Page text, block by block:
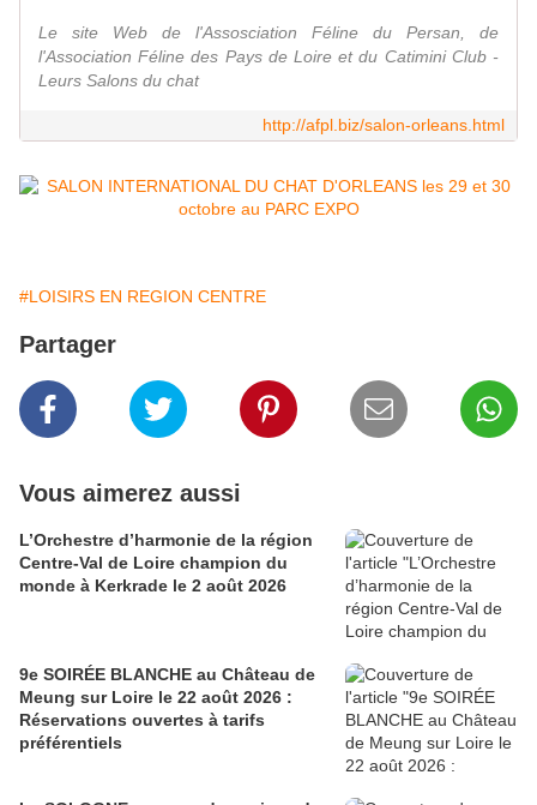
Le site Web de l'Assosciation Féline du Persan, de
l'Association Féline des Pays de Loire et du Catimini Club -
Leurs Salons du chat
http://afpl.biz/salon-orleans.html
#LOISIRS EN REGION CENTRE
Partager
Vous aimerez aussi
L’Orchestre d’harmonie de la région
Centre-Val de Loire champion du
monde à Kerkrade le 2 août 2026
9e SOIRÉE BLANCHE au Château de
Meung sur Loire le 22 août 2026 :
Réservations ouvertes à tarifs
préférentiels